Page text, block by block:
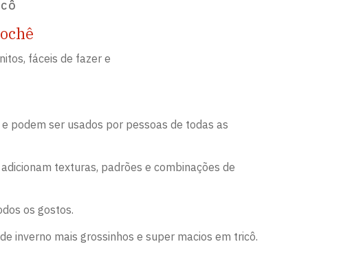
fáceis de fazer e
podem ser usados por pessoas de todas as
texturas, padrões e combinações de
os gostos.
inverno mais grossinhos e super macios em tricô.